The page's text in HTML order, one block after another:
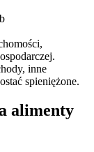
inne
spieniężone.
alimenty